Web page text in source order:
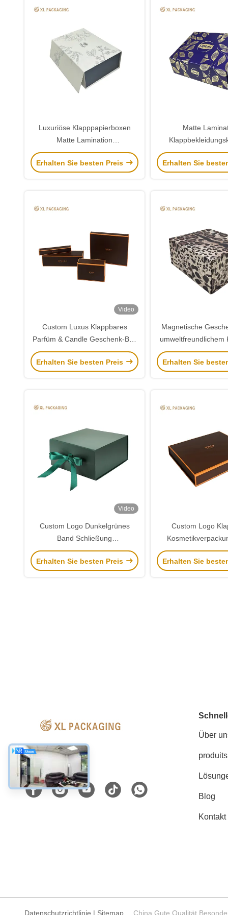
Luxuriöse Klapppapierboxen
Matte Lamination
Geschenkkkleid Pullover mit
Magnetverschluss
Erhalten Sie besten Preis
Matte
verstecktem
Magnetverschluss
Erhalten Sie
Video
Custom Luxus Klappbares
Parfüm & Candle Geschenk-Box
mit benutzerdefinierten
Einfügungen
Erhalten Sie besten Preis
Magnetische
umweltfreundlichem
und
Erhalten Sie
Video
Custom Logo Dunkelgrünes
Band Schließung
Klappgeschenkfach
Flachverpackung
Erhalten Sie besten Preis
Custom Logo
Braun &
Geschenkbox mit
Erhalten Sie
Soziale Medien
Über
produits
Blog
Datenschutzrichtlinie | Sitemap China Gute Qualität